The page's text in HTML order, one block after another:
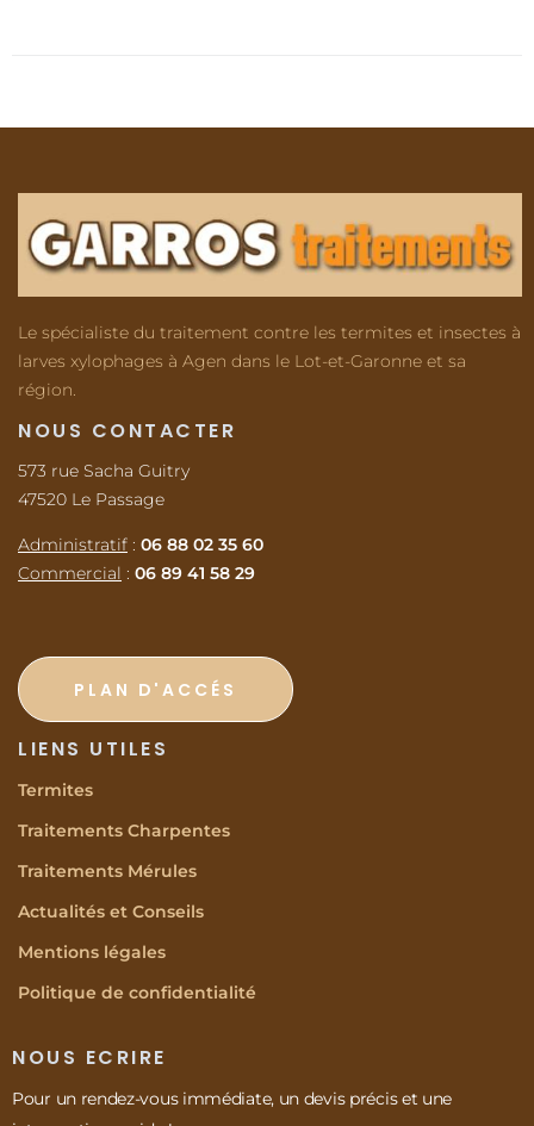
Le spécialiste du traitement contre les termites et insectes à
larves xylophages à Agen dans le Lot-et-Garonne et sa
région.
NOUS CONTACTER
573 rue Sacha Guitry
47520 Le Passage
Administratif : 06 88 02 35 60
Commercial : 06 89 41 58 29
PLAN D'ACCÉS
LIENS UTILES
Termites
Traitements Charpentes
Traitements Mérules
Actualités et Conseils
Mentions légales
Politique de confidentialité
NOUS ECRIRE
Pour un rendez-vous immédiate, un devis précis et une